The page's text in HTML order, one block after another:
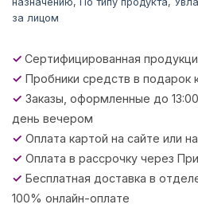
за лицом
✓ Сертифицированная
✓ Пробники средств в подарок
✓ Заказы, оформленные до
день вечером
✓ Оплата картой на сайте или
✓ Оплата в рассрочку через
✓ Бесплатная доставка в
100% онлайн-оплате